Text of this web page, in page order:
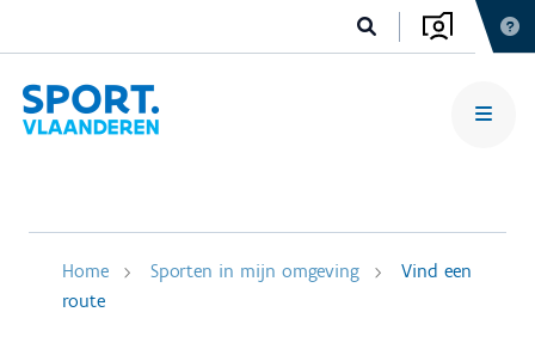
Home Sporten in mijn omgeving
Vind een
route